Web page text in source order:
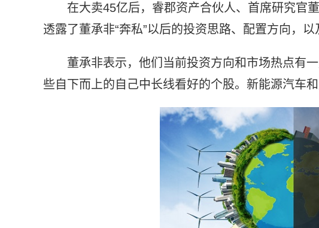
在大卖45亿后，睿郡资产合伙人、首席研究官
透露了董承非“奔私”以后的投资思路、配置方向，
董承非表示，他们当前投资方向和市场热点有
些自下而上的自己中长线看好的个股。新能源汽车